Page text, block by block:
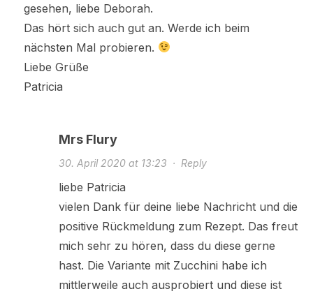
gesehen, liebe Deborah.
Das hört sich auch gut an. Werde ich beim
nächsten Mal probieren.
Liebe Grüße
Patricia
Mrs Flury
30. April 2020 at 13:23 · Reply
liebe Patricia
vielen Dank für deine liebe Nachricht und die
positive Rückmeldung zum Rezept. Das freut
mich sehr zu hören, dass du diese gerne
hast. Die Variante mit Zucchini habe ich
mittlerweile auch ausprobiert und diese ist